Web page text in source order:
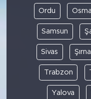
Ordu
Samsun
Sivas
Trabzon
Yalova